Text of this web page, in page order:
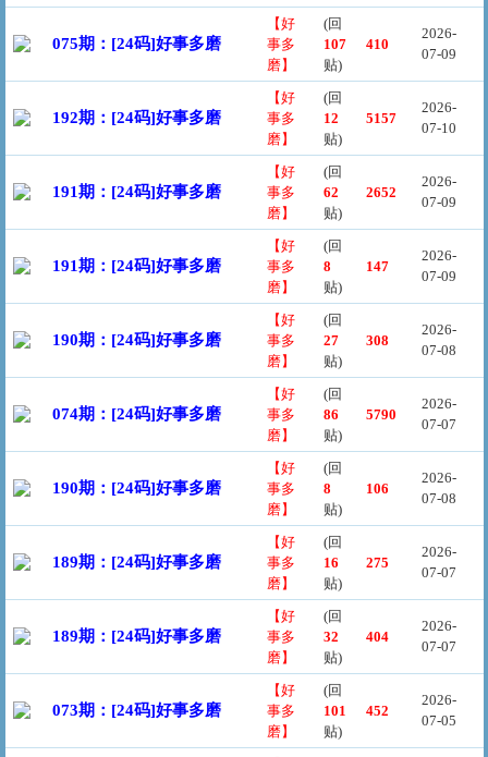
075期：[24码]好事多磨
【好
事多
磨】
(回
107
贴)
410
2026-
07-09
192期：[24码]好事多磨
【好
事多
磨】
(回
12
贴)
5157
2026-
07-10
191期：[24码]好事多磨
【好
事多
磨】
(回
62
贴)
2652
2026-
07-09
191期：[24码]好事多磨
【好
事多
磨】
(回
8
贴)
147
2026-
07-09
190期：[24码]好事多磨
【好
事多
磨】
(回
27
贴)
308
2026-
07-08
074期：[24码]好事多磨
【好
事多
磨】
(回
86
贴)
5790
2026-
07-07
190期：[24码]好事多磨
【好
事多
磨】
(回
8
贴)
106
2026-
07-08
189期：[24码]好事多磨
【好
事多
磨】
(回
16
贴)
275
2026-
07-07
189期：[24码]好事多磨
【好
事多
磨】
(回
32
贴)
404
2026-
07-07
073期：[24码]好事多磨
【好
事多
磨】
(回
101
贴)
452
2026-
07-05